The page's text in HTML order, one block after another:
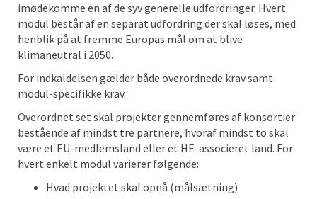
imødekomme en af de syv generelle udfordringer. Hvert
modul består af en separat udfordring der skal løses, med
henblik på at fremme Europas mål om at blive
klimaneutral i 2050.
For indkaldelsen gælder både overordnede krav samt
modul-specifikke krav.
Overordnet set skal projekter gennemføres af konsortier
bestående af mindst tre partnere, hvoraf mindst to skal
være et EU-medlemsland eller et HE-associeret land. For
hvert enkelt modul varierer følgende:
Hvad projektet skal opnå (målsætning)